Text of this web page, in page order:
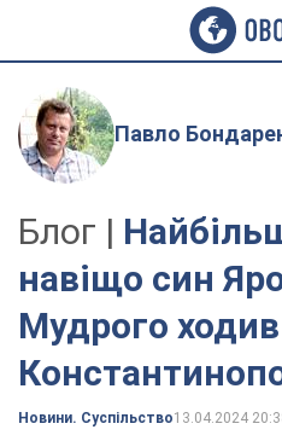
Павло
Блог |
навіщо син
Мудрого
Новини. Суспільство13.04.2024